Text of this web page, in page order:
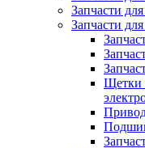
Запчасти
Запчасти
Щетки